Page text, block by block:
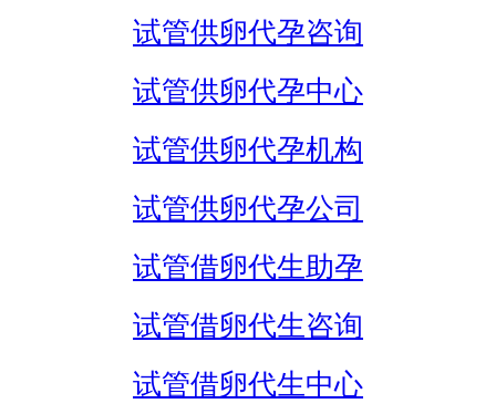
试管供卵代孕咨询
试管供卵代孕中心
试管供卵代孕机构
试管供卵代孕公司
试管借卵代生助孕
试管借卵代生咨询
试管借卵代生中心